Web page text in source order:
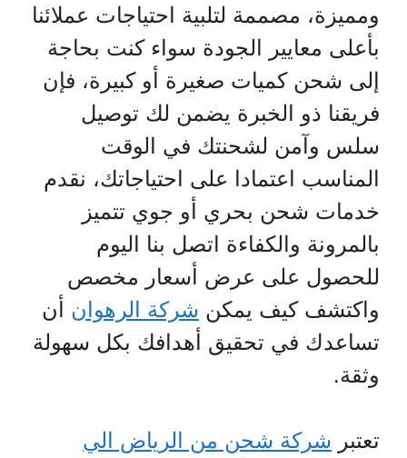
ومميزة، مصممة لتلبية احتياجات عملائنا
بأعلى معايير الجودة سواء كنت بحاجة
إلى شحن كميات صغيرة أو كبيرة، فإن
فريقنا ذو الخبرة يضمن لك توصيل
سلس وآمن لشحنتك في الوقت
المناسب اعتمادا على احتياجاتك، نقدم
خدمات شحن بحري أو جوي تتميز
بالمرونة والكفاءة اتصل بنا اليوم
للحصول على عرض أسعار مخصص
واكتشف كيف يمكن شركة الرهوان أن
تساعدك في تحقيق أهدافك بكل سهولة
وثقة.
تعتبر شركة شحن من الرياض الي